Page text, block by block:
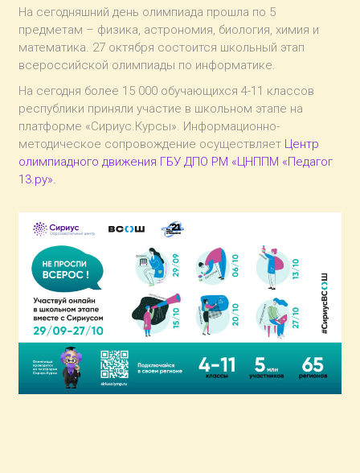
На сегодняшний день олимпиада прошла по 5
предметам – физика, астрономия, биология, химия и
математика. 27 октября состоится школьный этап
всероссийской олимпиады по информатике.
На сегодня более 15 000 обучающихся 4-11 классов
республики приняли участие в школьном этапе на
платформе «Сириус.Курсы». Информационно-
методическое сопровождение осуществляет Центр
олимпиадного движения ГБУ ДПО РМ «ЦНППМ «Педагог
13.ру».